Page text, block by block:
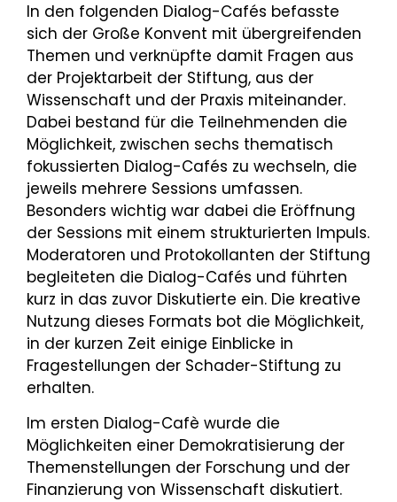
In den folgenden Dialog-Cafés befasste
sich der Große Konvent mit übergreifenden
Themen und verknüpfte damit Fragen aus
der Projektarbeit der Stiftung, aus der
Wissenschaft und der Praxis miteinander.
Dabei bestand für die Teilnehmenden die
Möglichkeit, zwischen sechs thematisch
fokussierten Dialog-Cafés zu wechseln, die
jeweils mehrere Sessions umfassen.
Besonders wichtig war dabei die Eröffnung
der Sessions mit einem strukturierten Impuls.
Moderatoren und Protokollanten der Stiftung
begleiteten die Dialog-Cafés und führten
kurz in das zuvor Diskutierte ein. Die kreative
Nutzung dieses Formats bot die Möglichkeit,
in der kurzen Zeit einige Einblicke in
Fragestellungen der Schader-Stiftung zu
erhalten.
Im ersten Dialog-Cafè wurde die
Möglichkeiten einer Demokratisierung der
Themenstellungen der Forschung und der
Finanzierung von Wissenschaft diskutiert.